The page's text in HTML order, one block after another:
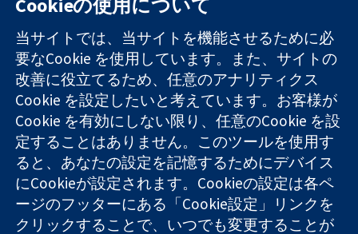
信頼できるエビ
デンスと
情報に基づく意
思決定により
健康のさらなる
向上へ
11-13 Cavendish
Square
London
W1G 0AN
United Kingdom
お問い合わせ
ニュース
広報
コクランにつ
いて
採用
Cochrane
Library
コクラン・コラボレーションは、イングランド及びウェールズ
に登録された慈善団体（登録番号 1045921）および保証有限責
当サイトでは、当サイトを機能させるために必
要なCookie を使用しています。また、サイトの
改善に役立てるため、任意のアナリティクス
Cookie を設定したいと考えています。お客様が
Cookie を有効にしない限り、任意のCookie を設
定することはありません。このツールを使用す
ると、あなたの設定を記憶するためにデバイス
にCookieが設定されます。Cookieの設定は各ペ
ージのフッターにある「Cookie設定」リンクを
クリックすることで、いつでも変更することが